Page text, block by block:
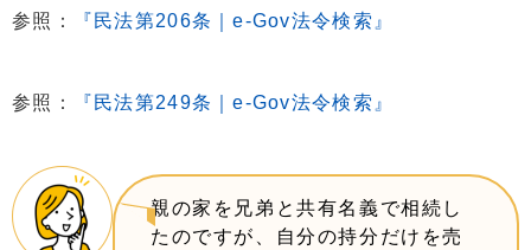
参照： 『民法第206条｜e-Gov法令検索』
参照： 『民法第249条｜e-Gov法令検索』
親の家を兄弟と共有名義で相続し
たのですが、自分の持分だけを売